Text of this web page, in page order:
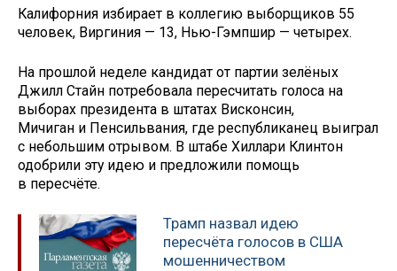
Калифорния избирает в коллегию выборщиков 55
человек, Виргиния — 13, Нью-Гэмпшир — четырех.
На прошлой неделе кандидат от партии зелёных
Джилл Стайн потребовала пересчитать голоса на
выборах президента в штатах Висконсин,
Мичиган и Пенсильвания, где республиканец выиграл
с небольшим отрывом. В штабе Хиллари Клинтон
одобрили эту идею и предложили помощь
в пересчёте.
Трамп назвал идею
пересчёта голосов в США
мошенничеством